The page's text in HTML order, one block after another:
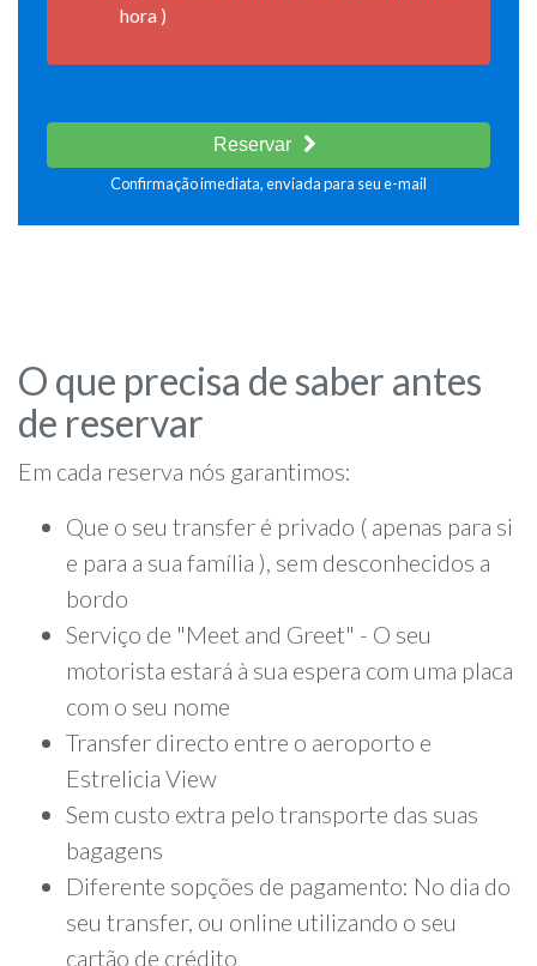
hora )
Reservar
Confirmação imediata, enviada para seu e-mail
O que precisa de saber antes
de reservar
Em cada reserva nós garantimos:
Que o seu transfer é privado ( apenas para si
e para a sua família ), sem desconhecidos a
bordo
Serviço de "Meet and Greet" - O seu
motorista estará à sua espera com uma placa
com o seu nome
Transfer directo entre o aeroporto e
Estrelicia View
Sem custo extra pelo transporte das suas
bagagens
Diferente sopções de pagamento: No dia do
seu transfer, ou online utilizando o seu
cartão de crédito